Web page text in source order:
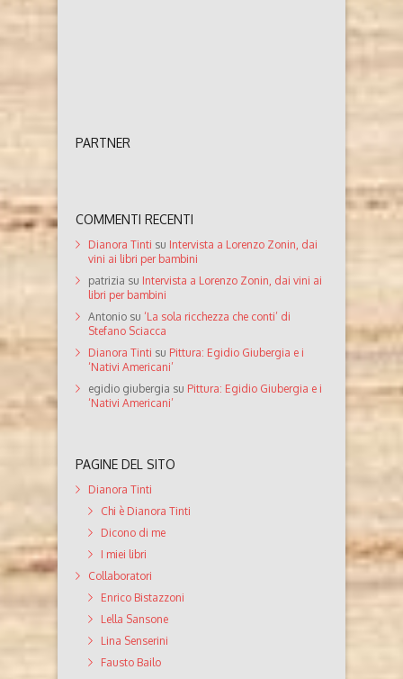
PARTNER
COMMENTI RECENTI
Dianora Tinti su Intervista a Lorenzo Zonin, dai
vini ai libri per bambini
patrizia su Intervista a Lorenzo Zonin, dai vini ai
libri per bambini
Antonio su ‘La sola ricchezza che conti’ di
Stefano Sciacca
Dianora Tinti su Pittura: Egidio Giubergia e i
‘Nativi Americani’
egidio giubergia su Pittura: Egidio Giubergia e i
‘Nativi Americani’
PAGINE DEL SITO
Dianora Tinti
Chi è Dianora Tinti
Dicono di me
I miei libri
Collaboratori
Enrico Bistazzoni
Lella Sansone
Lina Senserini
Fausto Bailo